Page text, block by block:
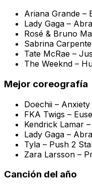
Ariana Grande –
Lady Gaga –
Rosé & Bruno
Sabrina
Tate McRae –
The Weeknd –
Mejor coreografía
Doechii – Anxiety
FKA Twigs –
Kendrick Lamar –
Lady Gaga –
Tyla – Push 2
Zara Larsson –
Canción del año